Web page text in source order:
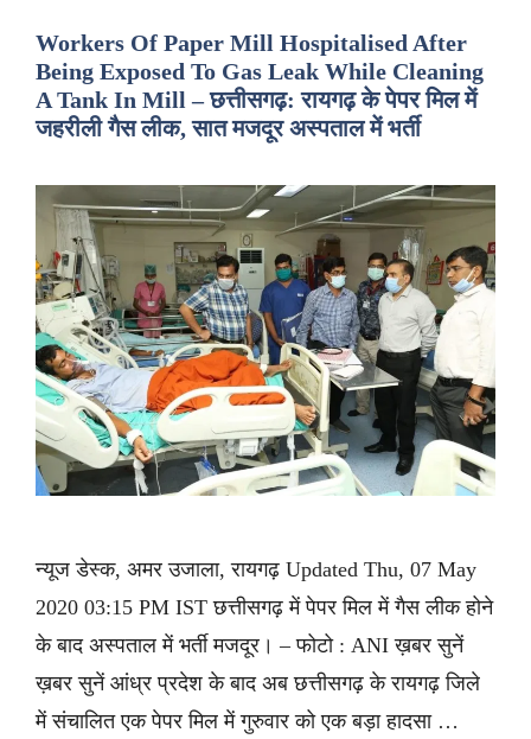
Workers Of Paper Mill Hospitalised After
Being Exposed To Gas Leak While Cleaning
A Tank In Mill – छत्तीसगढ़: रायगढ़ के पेपर मिल में
जहरीली गैस लीक, सात मजदूर अस्पताल में भर्ती
न्यूज डेस्क, अमर उजाला, रायगढ़ Updated Thu, 07 May
2020 03:15 PM IST छत्तीसगढ़ में पेपर मिल में गैस लीक होने
के बाद अस्पताल में भर्ती मजदूर। – फोटो : ANI ख़बर सुनें
ख़बर सुनें आंध्र प्रदेश के बाद अब छत्तीसगढ़ के रायगढ़ जिले
में संचालित एक पेपर मिल में गुरुवार को एक बड़ा हादसा …